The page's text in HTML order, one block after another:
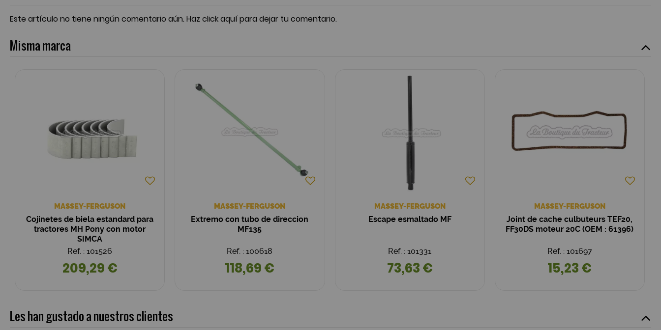
Este artículo no tiene ningún comentario aún. Haz click aquí para dejar tu comentario.
Misma marca
MASSEY-FERGUSON
Cojinetes de biela estandard para
tractores MH Pony con motor
SIMCA
Ref. : 101526
209,29 €
MASSEY-FERGUSON
Extremo con tubo de direccion
MF135
Ref. : 100618
118,69 €
MASSEY-FERGUSON
Escape esmaltado MF
Ref. : 101331
73,63 €
MASSEY-FERGUSON
Joint de cache culbuteurs TEF20,
FF30DS moteur 20C (OEM : 61396)
Ref. : 101697
15,23 €
Les han gustado a nuestros clientes